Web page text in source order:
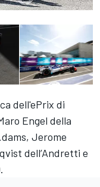
dell'ePrix di
Engel della
Jerome
dell’Andretti e